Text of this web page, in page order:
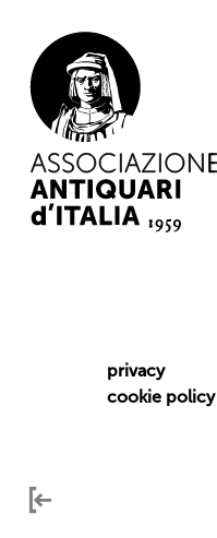
privacy
cookie policy